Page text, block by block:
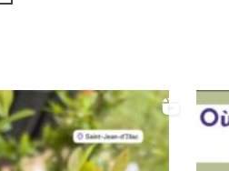
Les
options
peuvent